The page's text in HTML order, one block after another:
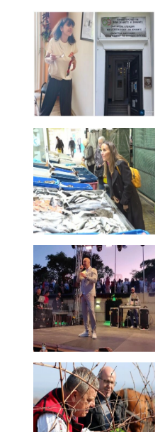
v.vasilev@flagman.bg
Касабова,
k.kassabova@flagman.bg
редактор:
office@flagman.bg
Коментарите
статиите
въвеждат
читателите
редакцията
отговорност
откриете
коментар,